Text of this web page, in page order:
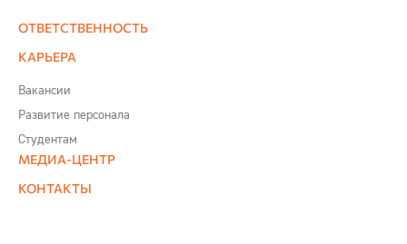
ОТВЕТСТВЕННОСТЬ
КАРЬЕРА
Вакансии
Развитие персонала
Студентам
МЕДИА-ЦЕНТР
КОНТАКТЫ